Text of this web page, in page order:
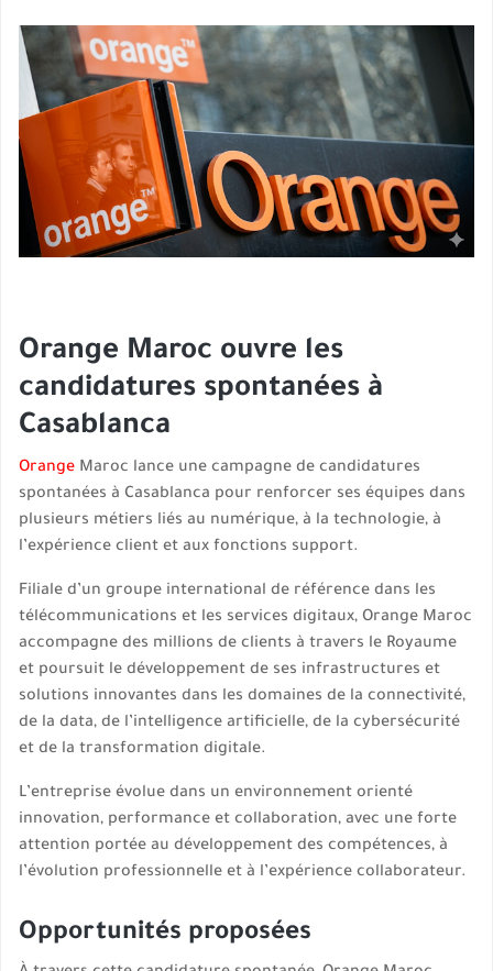
Orange Maroc ouvre les
candidatures spontanées à
Casablanca
Orange Maroc lance une campagne de candidatures
spontanées à Casablanca pour renforcer ses équipes dans
plusieurs métiers liés au numérique, à la technologie, à
l’expérience client et aux fonctions support.
Filiale d’un groupe international de référence dans les
télécommunications et les services digitaux, Orange Maroc
accompagne des millions de clients à travers le Royaume
et poursuit le développement de ses infrastructures et
solutions innovantes dans les domaines de la connectivité,
de la data, de l’intelligence artificielle, de la cybersécurité
et de la transformation digitale.
L’entreprise évolue dans un environnement orienté
innovation, performance et collaboration, avec une forte
attention portée au développement des compétences, à
l’évolution professionnelle et à l’expérience collaborateur.
Opportunités proposées